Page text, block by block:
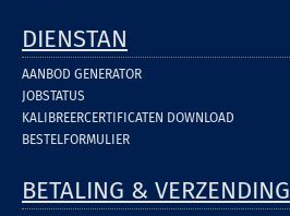
DIENSTAN
AANBOD GENERATOR
JOBSTATUS
KALIBREERCERTIFICATEN DOWNLOAD
BESTELFORMULIER
BETALING & VERZENDING